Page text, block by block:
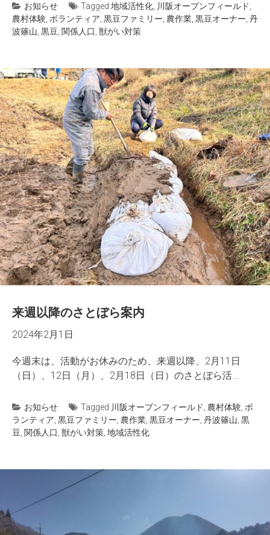
お知らせ Tagged 地域活性化, 川阪オープンフィールド,
農村体験, ボランティア, 黒豆ファミリー, 農作業, 黒豆オーナー, 丹
波篠山, 黒豆, 関係人口, 獣がい対策
来週以降のさとぼら案内
2024年2月1日
今週末は、活動がお休みのため、来週以降、2月11日
（日）、12日（月）、2月18日（日）のさとぼら活...
お知らせ Tagged 川阪オープンフィールド, 農村体験, ボ
ランティア, 黒豆ファミリー, 農作業, 黒豆オーナー, 丹波篠山, 黒
豆, 関係人口, 獣がい対策, 地域活性化